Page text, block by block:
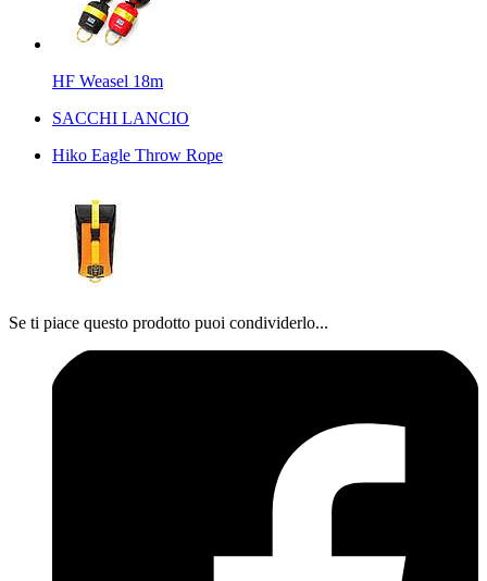
HF Weasel 18m
SACCHI LANCIO
Hiko Eagle Throw Rope
Se ti piace questo prodotto puoi condividerlo...